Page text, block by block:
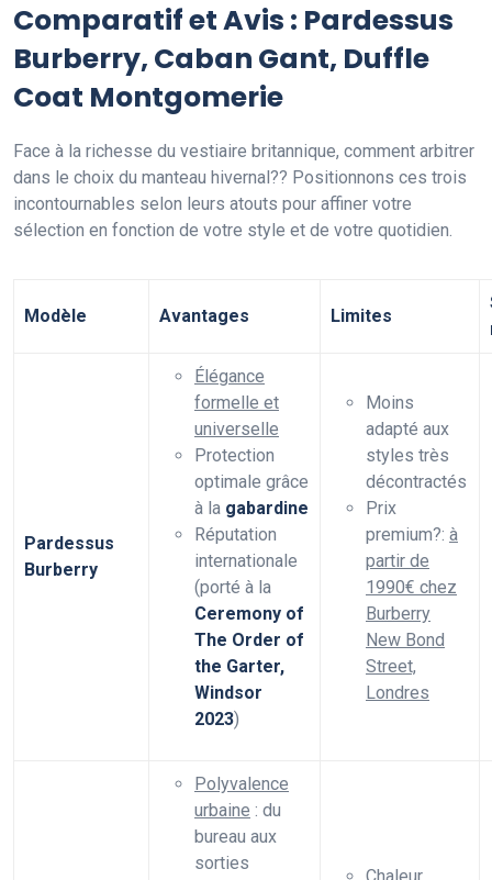
Comparatif et Avis : Pardessus
Burberry, Caban Gant, Duffle
Coat Montgomerie
Face à la richesse du vestiaire britannique, comment arbitrer
dans le choix du manteau hivernal?? Positionnons ces trois
incontournables selon leurs atouts pour affiner votre
sélection en fonction de votre style et de votre quotidien.
Modèle Avantages Limites
Pardessus
Burberry
Élégance
formelle et
universelle
Protection
optimale grâce
à la gabardine
Réputation
internationale
(porté à la
Ceremony of
The Order of
the Garter,
Windsor
2023)
Moins
adapté aux
styles très
décontractés
Prix
premium?: à
partir de
1990€ chez
Burberry
New Bond
Street,
Londres
Polyvalence
urbaine : du
bureau aux
sorties